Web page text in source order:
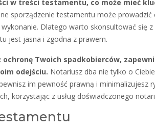
w treści testamentu, co może mieć
sporządzenie testamentu może prowadzić
Dlatego warto skonsultować się
jest jasna i zgodna z prawem.
Twoich spadkobierców,
odejściu. Notariusz dba nie tylko o
im pewność prawną i minimalizujesz
korzystając z usług doświadczonego